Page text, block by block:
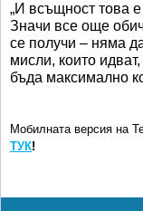
„И всъщност това
Значи все още
се получи – няма
мисли, които
бъда максимално
Мобилната версия на
ТУК!